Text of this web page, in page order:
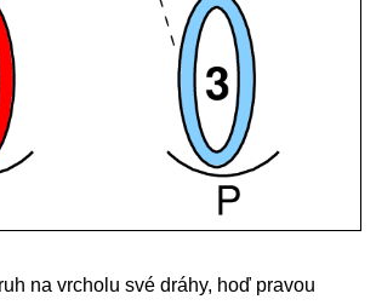
na vrcholu své dráhy, hoď pravou